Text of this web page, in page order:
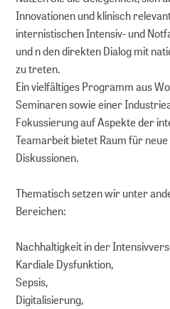
Innovationen und klinisch
internistischen Intensiv- und
und n den direkten Dialog mit
zu treten.
Ein vielfältiges Programm aus
Seminaren sowie einer
Fokussierung auf Aspekte der
Teamarbeit bietet Raum für
Diskussionen.
Thematisch setzen wir unter
Bereichen:
Nachhaltigkeit in der
Kardiale Dysfunktion,
Sepsis,
Digitalisierung,